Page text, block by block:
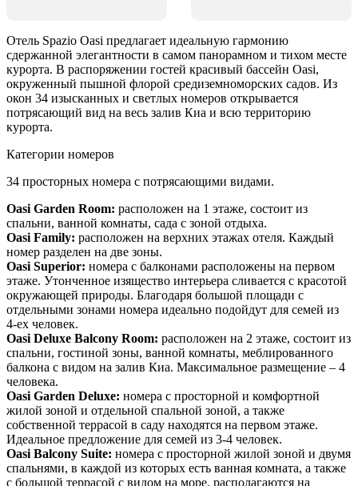
Отель Spazio Oasi предлагает идеальную гармонию
сдержанной элегантности в самом панорамном и тихом месте
курорта. В распоряжении гостей красивый бассейн Oasi,
окруженный пышной флорой средиземноморских садов. Из
окон 34 изысканных и светлых номеров открывается
потрясающий вид на весь залив Киа и всю территорию
курорта.
Категории номеров
34 просторных номера с потрясающими видами.
Oasi Garden Room: расположен на 1 этаже, состоит из
спальни, ванной комнаты, сада с зоной отдыха.
Oasi Family: расположен на верхних этажах отеля. Каждый
номер разделен на две зоны.
Oasi Superior: номера с балконами расположены на первом
этаже. Утонченное изящество интерьера сливается с красотой
окружающей природы. Благодаря большой площади с
отдельными зонами номера идеально подойдут для семей из
4-ех человек.
Oasi Deluxe Balcony Room: расположен на 2 этаже, состоит из
спальни, гостиной зоны, ванной комнаты, меблированного
балкона с видом на залив Киа. Максимальное размещение – 4
человека.
Oasi Garden Deluxe: номера c просторной и комфортной
жилой зоной и отдельной спальной зоной, а также
собственной террасой в саду находятся на первом этаже.
Идеальное предложение для семей из 3-4 человек.
Oasi Balcony Suite: номера c просторной жилой зоной и двумя
спальнями, в каждой из которых есть ванная комната, а также
с большой террасой с видом на море, располагаются на